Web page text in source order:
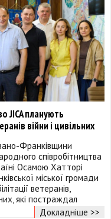
JICA планують
війни і цивільних
Франківщини
співробітництва
Осамою Хатторі
міської громади
ветеранів,
які постраждал
Докладніше >>